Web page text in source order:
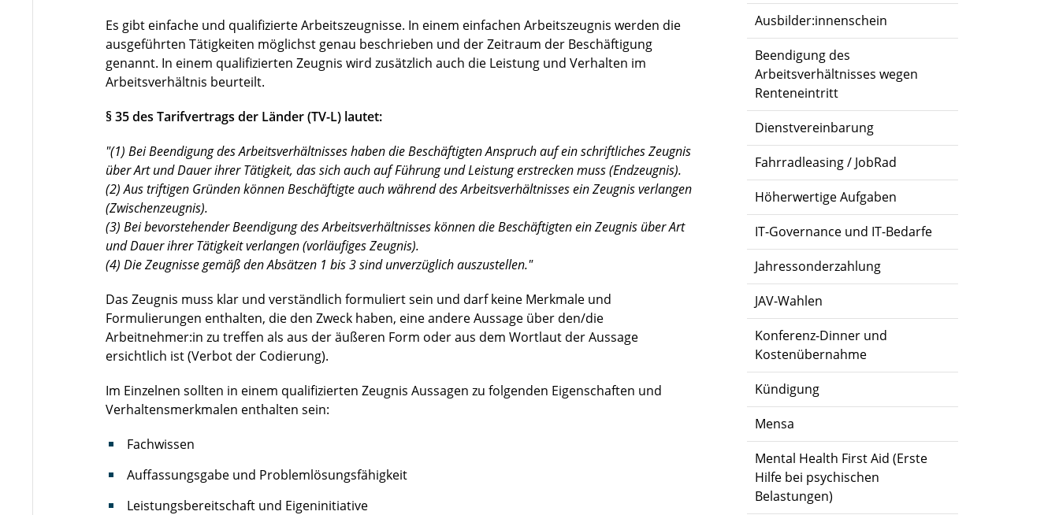
Ausbilder:innenschein
Beendigung des
Arbeitsverhältnisses wegen
Renteneintritt
Dienstvereinbarung
Fahrradleasing / JobRad
Höherwertige Aufgaben
IT-Governance und IT-Bedarfe
Jahressonderzahlung
JAV-Wahlen
Konferenz-Dinner und
Kostenübernahme
Kündigung
Mensa
Mental Health First Aid (Erste
Hilfe bei psychischen
Belastungen)
Es gibt einfache und qualifizierte Arbeitszeugnisse. In einem einfachen Arbeitszeugnis werden die
ausgeführten Tätigkeiten möglichst genau beschrieben und der Zeitraum der Beschäftigung
genannt. In einem qualifizierten Zeugnis wird zusätzlich auch die Leistung und Verhalten im
Arbeitsverhältnis beurteilt.
§ 35 des Tarifvertrags der Länder (TV-L) lautet:
"(1) Bei Beendigung des Arbeitsverhältnisses haben die Beschäftigten Anspruch auf ein schriftliches Zeugnis
über Art und Dauer ihrer Tätigkeit, das sich auch auf Führung und Leistung erstrecken muss (Endzeugnis).
(2) Aus triftigen Gründen können Beschäftigte auch während des Arbeitsverhältnisses ein Zeugnis verlangen
(Zwischenzeugnis).
(3) Bei bevorstehender Beendigung des Arbeitsverhältnisses können die Beschäftigten ein Zeugnis über Art
und Dauer ihrer Tätigkeit verlangen (vorläufiges Zeugnis).
(4) Die Zeugnisse gemäß den Absätzen 1 bis 3 sind unverzüglich auszustellen."
Das Zeugnis muss klar und verständlich formuliert sein und darf keine Merkmale und
Formulierungen enthalten, die den Zweck haben, eine andere Aussage über den/die
Arbeitnehmer:in zu treffen als aus der äußeren Form oder aus dem Wortlaut der Aussage
ersichtlich ist (Verbot der Codierung).
Im Einzelnen sollten in einem qualifizierten Zeugnis Aussagen zu folgenden Eigenschaften und
Verhaltensmerkmalen enthalten sein:
Fachwissen
Auffassungsgabe und Problemlösungsfähigkeit
Leistungsbereitschaft und Eigeninitiative